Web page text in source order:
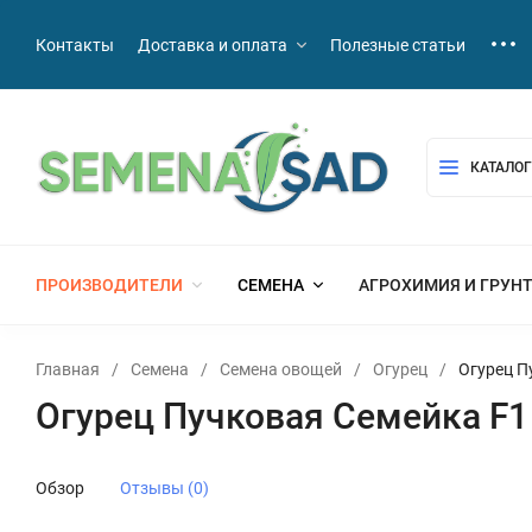
Контакты Доставка и оплата Полезные статьи
ПРОИЗВОДИТЕЛИ СЕМЕНА АГРОХИМИЯ И
Главная / Семена / Семена овощей / Огурец / Огурец
Огурец Пучковая Семейка
Обзор Отзывы (0)